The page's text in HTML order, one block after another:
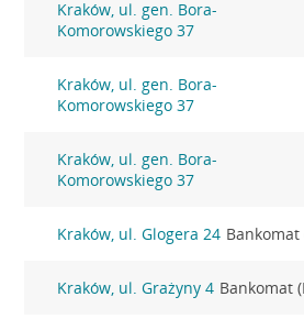
Kraków, ul. gen. Bora-
Komorowskiego 37
Kraków, ul. gen. Bora-
Komorowskiego 37
Kraków, ul. gen. Bora-
Komorowskiego 37
Kraków, ul. Glogera 24
Kraków, ul. Grażyny 4 Bankomat